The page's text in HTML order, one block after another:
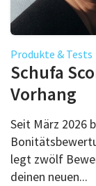
Produkte & Tests
Schufa
Vorhang
Seit März 2026
legt zwölf
deinen neuen...